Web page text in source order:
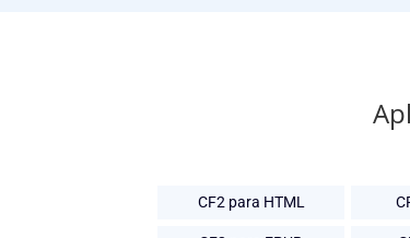
CF2 para HTML